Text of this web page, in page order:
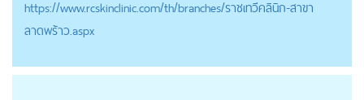
https://www.rcskinclinic.com/th/branches/ราชเทวีคลินิก-สาขา
ลาดพร้าว.aspx